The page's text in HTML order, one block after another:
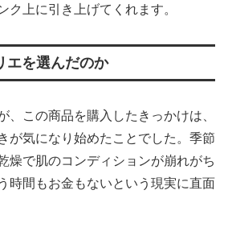
ク上に引き上げてくれます。
エを選んだのか
、この商品を購入したきっかけは、
が気になり始めたことでした。季節
燥で肌のコンディションが崩れがち
時間もお金もないという現実に直面